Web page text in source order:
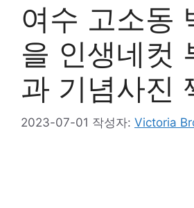
여수 고소동
을 인생네컷
과 기념사진
2023-07-01 작성자: Victoria